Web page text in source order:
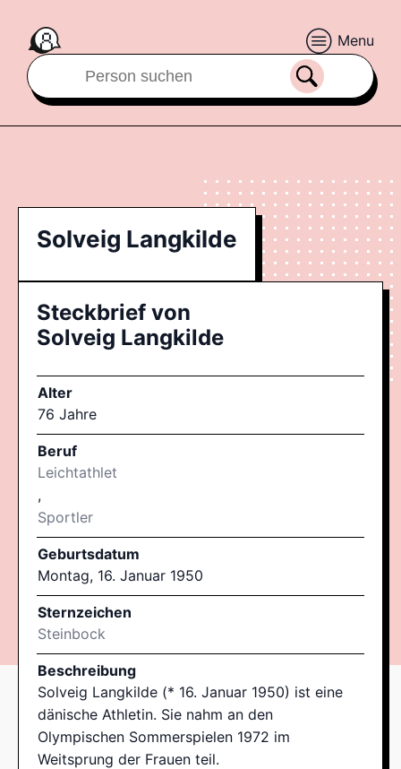
Menu
Solveig Langkilde
Steckbrief von
Solveig Langkilde
Alter
76 Jahre
Beruf
Leichtathlet
,
Sportler
Geburtsdatum
Montag, 16. Januar 1950
Sternzeichen
Steinbock
Beschreibung
Solveig Langkilde (* 16. Januar 1950) ist eine
dänische Athletin. Sie nahm an den
Olympischen Sommerspielen 1972 im
Weitsprung der Frauen teil.